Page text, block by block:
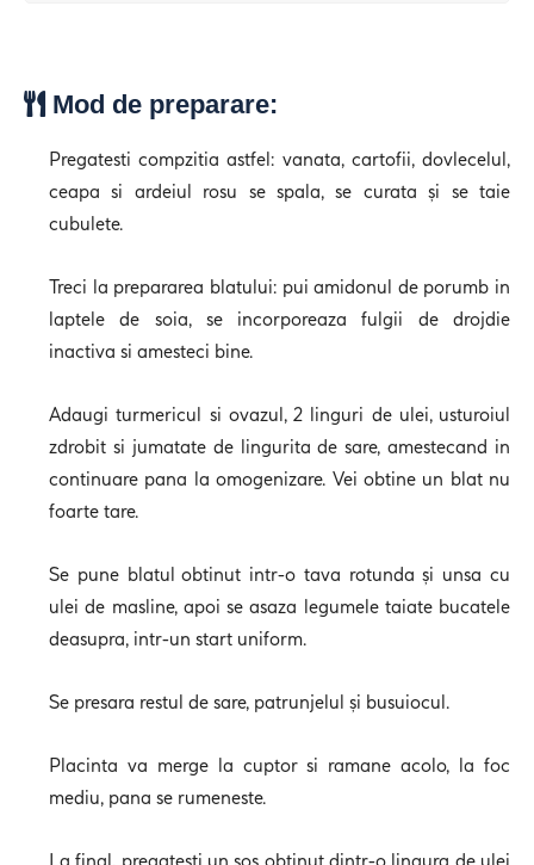
Mod de preparare:
Pregatesti compzitia astfel: vanata, cartofii, dovlecelul,
ceapa si ardeiul rosu se spala, se curata și se taie
cubulete.
Treci la prepararea blatului: pui amidonul de porumb in
laptele de soia, se incorporeaza fulgii de drojdie
inactiva si amesteci bine.
Adaugi turmericul si ovazul, 2 linguri de ulei, usturoiul
zdrobit si jumatate de lingurita de sare, amestecand in
continuare pana la omogenizare. Vei obtine un blat nu
foarte tare.
Se pune blatul obtinut intr-o tava rotunda și unsa cu
ulei de masline, apoi se asaza legumele taiate bucatele
deasupra, intr-un start uniform.
Se presara restul de sare, patrunjelul și busuiocul.
Placinta va merge la cuptor si ramane acolo, la foc
mediu, pana se rumeneste.